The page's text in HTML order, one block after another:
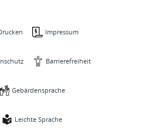
Impressum
Barrierefreiheit
Gebärdensprache
Leichte Sprache